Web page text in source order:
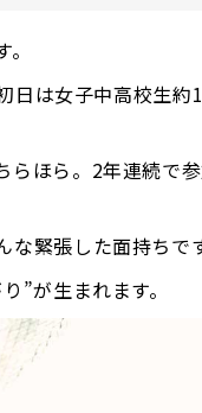
は女子中高校生約
ほら。2年連続で
緊張した面持ちです
”が生まれます。